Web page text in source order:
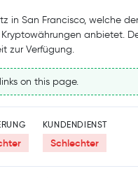
in San Francisco, welche
anbietet.
zur Verfügung.
on this page.
KUNDENDIENST
Schlechter